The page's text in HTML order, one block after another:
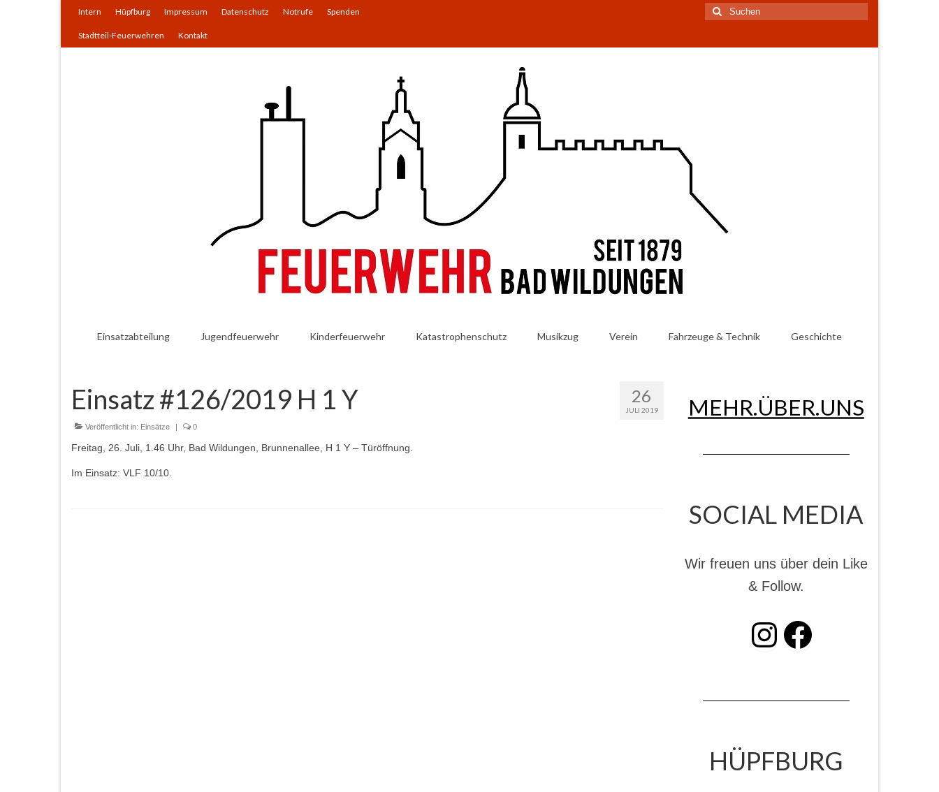
Intern Hüpfburg Impressum Datenschutz Notrufe Spenden
Stadtteil-Feuerwehren Kontakt
Suchen
nach:
Einsatzabteilung Jugendfeuerwehr Kinderfeuerwehr Katastrophenschutz Musikzug Verein Fahrzeuge & Technik Geschichte
26
JULI 2019
Einsatz #126/2019 H 1 Y
Veröffentlicht in: Einsätze | 0
Freitag, 26. Juli, 1.46 Uhr, Bad Wildungen, Brunnenallee, H 1 Y – Türöffnung.
Im Einsatz: VLF 10/10.
MEHR.ÜBER.UNS
SOCIAL MEDIA
Wir freuen uns über dein Like
& Follow.
INSTAGRAM Facebook
HÜPFBURG